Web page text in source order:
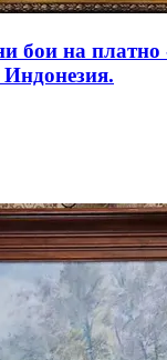
бои на платно
Индонезия.